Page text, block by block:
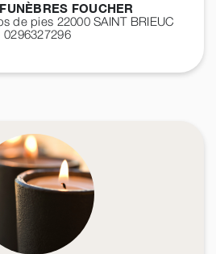
FOUCHER
de pies 22000SAINT BRIEUC
0296327296